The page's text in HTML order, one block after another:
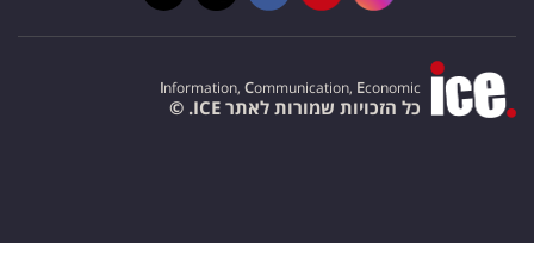
Information, Communication, Economic
כל הזכויות שמורות לאתר ICE. ©